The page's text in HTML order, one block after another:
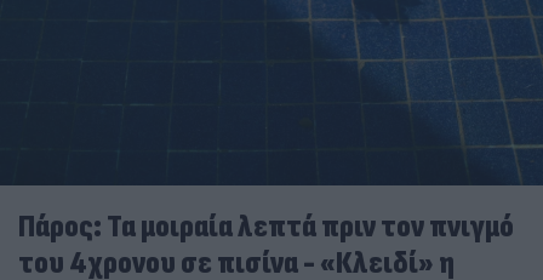
Πάρος: Τα μοιραία λεπτά πριν τον πνιγμό
του 4χρονου σε πισίνα - «Κλειδί» η